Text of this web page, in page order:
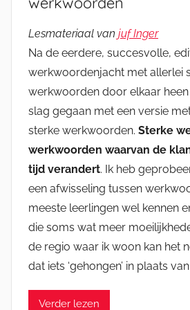
Lesmateriaal van juf Inger
Na de eerdere, succesvolle,
werkwoordenjacht met allerlei
werkwoorden door elkaar
slag gegaan met een versie
sterke werkwoorden. Sterke
werkwoorden waarvan de
tijd verandert. Ik heb
een afwisseling tussen
meeste leerlingen wel kennen
die soms wat meer
de regio waar ik woon kan het
dat iets ‘gehongen’ in plaats van
Verder lezen